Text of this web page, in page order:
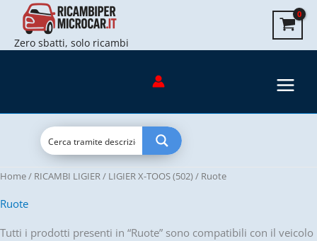
contenuto
Zero sbatti, solo ricambi
Home/ RICAMBI LIGIER/ LIGIER X-TOOS (502)/ Ruote
Ruote
Tutti i prodotti presenti in “Ruote” sono compatibili con il veicolo